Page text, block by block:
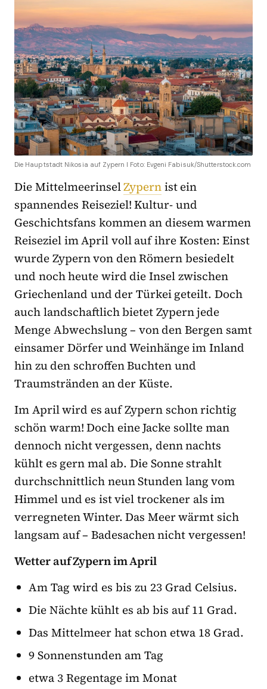
Die Hauptstadt Nikosia auf Zypern I Foto: Evgeni Fabisuk/Shutterstock.com
Die MittelmeerinselZypernist ein
spannendes Reiseziel! Kultur- und
Geschichtsfans kommen an diesem warmen
Reiseziel im April voll auf ihre Kosten: Einst
wurde Zypern von den Römern besiedelt
und noch heute wird die Insel zwischen
Griechenland und der Türkei geteilt. Doch
auch landschaftlich bietet Zypern jede
Menge Abwechslung – von den Bergen samt
einsamer Dörfer und Weinhänge im Inland
hin zu den schroffen Buchten und
Traumstränden an der Küste.
Im April wird es auf Zypern schon richtig
schön warm! Doch eine Jacke sollte man
dennoch nicht vergessen, denn nachts
kühlt es gern mal ab. Die Sonne strahlt
durchschnittlich neun Stunden lang vom
Himmel und es ist viel trockener als im
verregneten Winter. Das Meer wärmt sich
langsam auf – Badesachen nicht vergessen!
Wetter auf Zypern im April
Am Tag wird es bis zu 23 Grad Celsius.
Die Nächte kühlt es ab bis auf 11 Grad.
Das Mittelmeer hat schon etwa 18 Grad.
9 Sonnenstunden am Tag
etwa 3 Regentage im Monat